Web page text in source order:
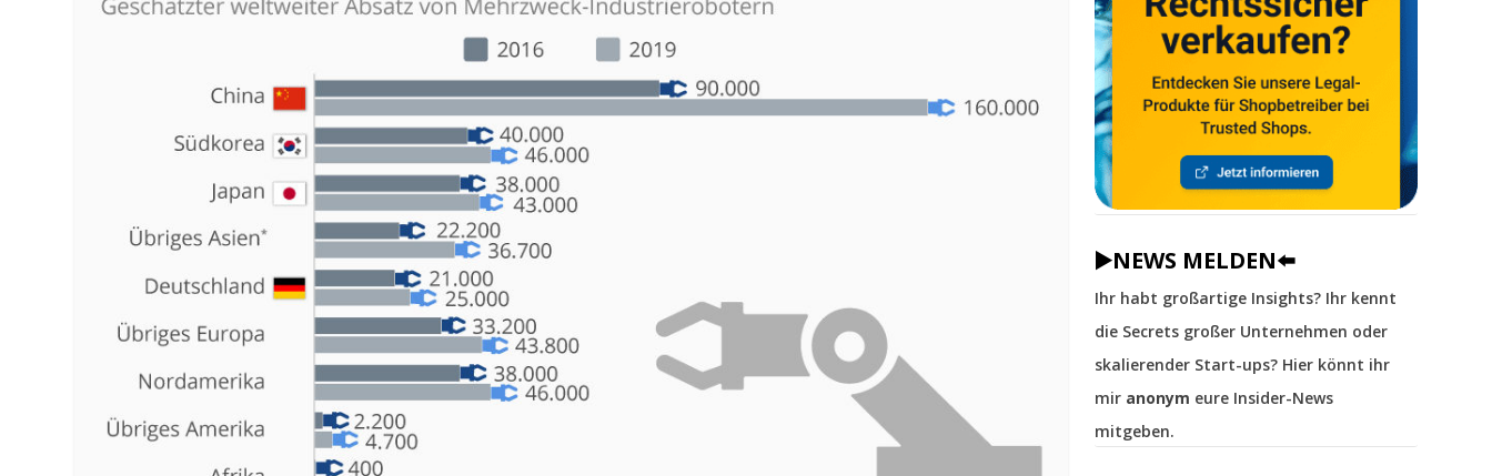
▶️NEWS MELDEN⬅️
Ihr habt großartige Insights? Ihr kennt
die Secrets großer Unternehmen oder
skalierender Start-ups? Hier könnt ihr
mir anonym eure Insider-News
mitgeben.